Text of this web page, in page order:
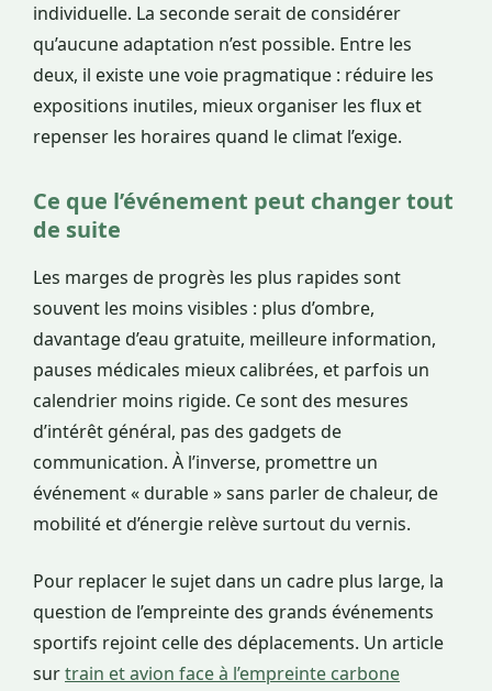
individuelle. La seconde serait de considérer
qu’aucune adaptation n’est possible. Entre les
deux, il existe une voie pragmatique : réduire les
expositions inutiles, mieux organiser les flux et
repenser les horaires quand le climat l’exige.
Ce que l’événement peut changer tout
de suite
Les marges de progrès les plus rapides sont
souvent les moins visibles : plus d’ombre,
davantage d’eau gratuite, meilleure information,
pauses médicales mieux calibrées, et parfois un
calendrier moins rigide. Ce sont des mesures
d’intérêt général, pas des gadgets de
communication. À l’inverse, promettre un
événement « durable » sans parler de chaleur, de
mobilité et d’énergie relève surtout du vernis.
Pour replacer le sujet dans un cadre plus large, la
question de l’empreinte des grands événements
sportifs rejoint celle des déplacements. Un article
surtrain et avion face à l’empreinte carbone